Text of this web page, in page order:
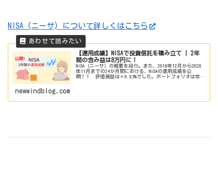
NISA (ニーサ) について詳しくはこちら
【運用成績】NISAで投資信託を積み立て | 2年
間の含み益は8万円に！
NISA（ニーサ）の概要を紹介。また、2018年12月から2020
年11月までの24か月間における、NISAの運用成績を公
開！！ 評価損益は＋9.83%でした。ポートフォリオは世界
newwindblog.com